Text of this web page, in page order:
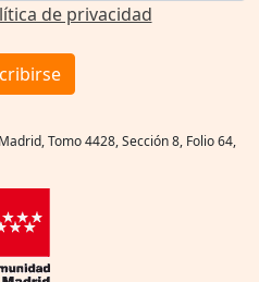
de privacidad
Tomo 4428, Sección 8, Folio 64,